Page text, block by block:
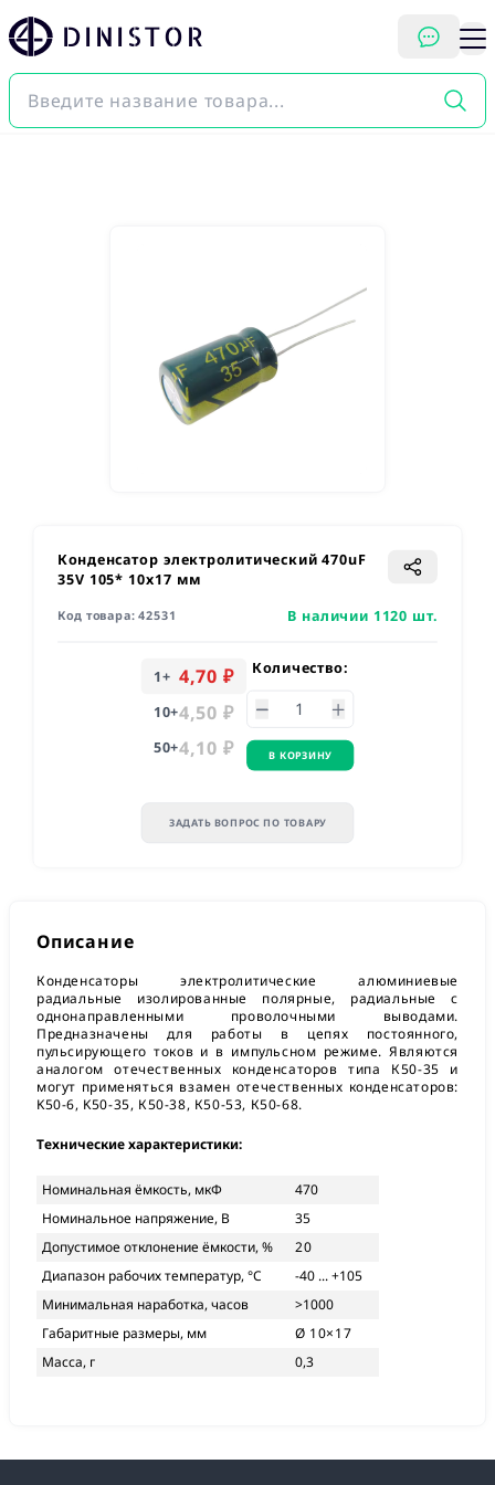
DINISTOR
Конденсатор электролитический 470uF
35V 105* 10х17 мм
Код товара:42531 В наличии 1120 шт.
1+ 4,70 ₽
10+4,50 ₽
50+4,10 ₽
Количество:
В КОРЗИНУ
ЗАДАТЬ ВОПРОС ПО ТОВАРУ
Описание
Конденсаторы электролитические алюминиевые
радиальные изолированные полярные, радиальные с
однонаправленными проволочными выводами.
Предназначены для работы в цепях постоянного,
пульсирующего токов и в импульсном режиме. Являются
аналогом отечественных конденсаторов типа К50-35 и
могут применяться взамен отечественных конденсаторов:
K50-6, K50-35, К50-38, К50-53, К50-68.
Технические характеристики:
Номинальная ёмкость, мкФ
470
Номинальное напряжение, В
35
Допустимое отклонение ёмкости, %
20
Диапазон рабочих температур, °С
-40 ... +105
Минимальная наработка, часов
>1000
Габаритные размеры, мм
Ø 10×17
Масса, г
0,3